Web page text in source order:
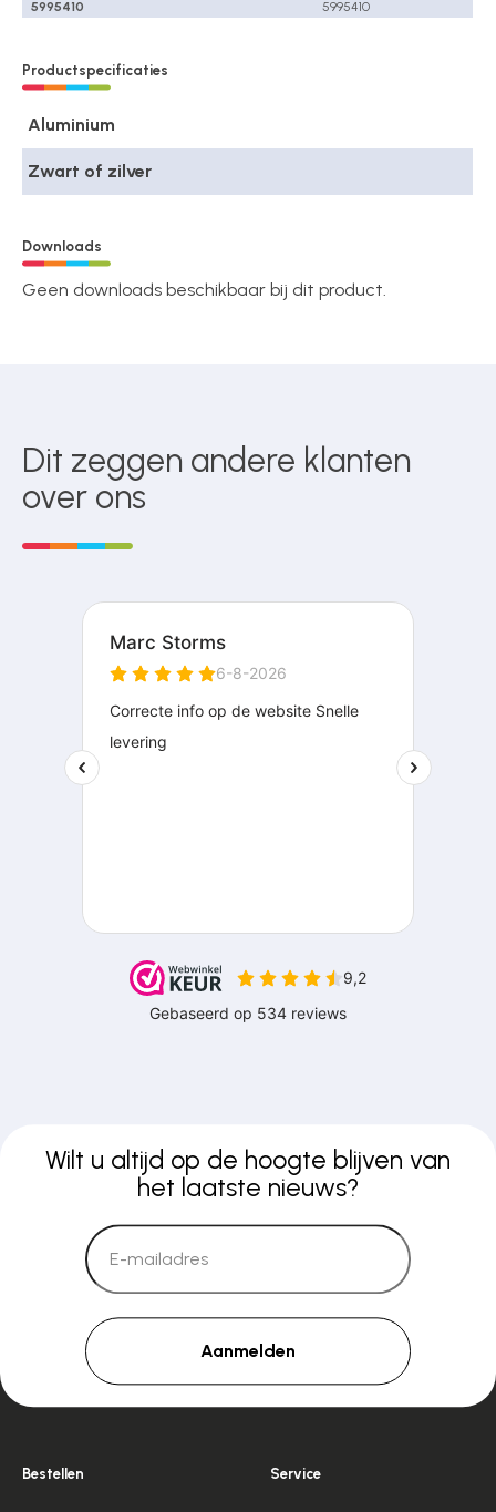
5995410 5995410
Productspecificaties
Aluminium
Zwart of zilver
Downloads
Geen downloads beschikbaar bij dit product.
Dit zeggen andere klanten
over ons
Wilt u altijd op de hoogte blijven van
het laatste nieuws?
Aanmelden
Bestellen Service